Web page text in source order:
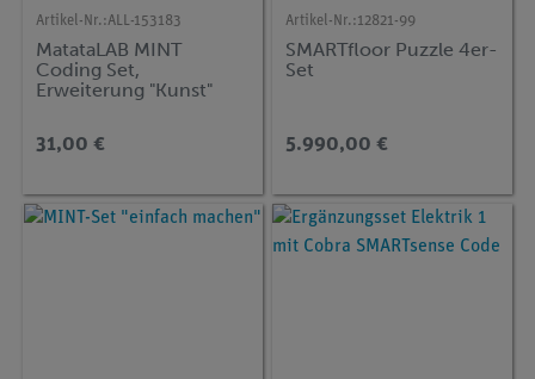
Artikel-Nr.:ALL-153183
MatataLAB MINT
Coding Set,
Erweiterung "Kunst"
31,00 €
Artikel-Nr.:12821-99
SMARTfloor Puzzle 4er-
Set
5.990,00 €